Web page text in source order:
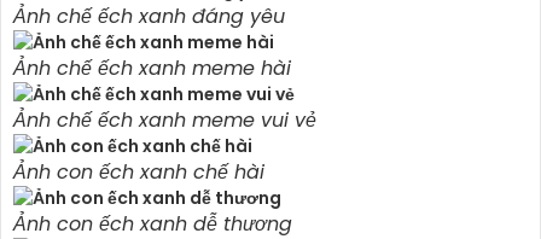
Ảnh chế ếch xanh đáng yêu
Ảnh chế ếch xanh meme hài
Ảnh chế ếch xanh meme vui vẻ
Ảnh con ếch xanh chế hài
Ảnh con ếch xanh dễ thương